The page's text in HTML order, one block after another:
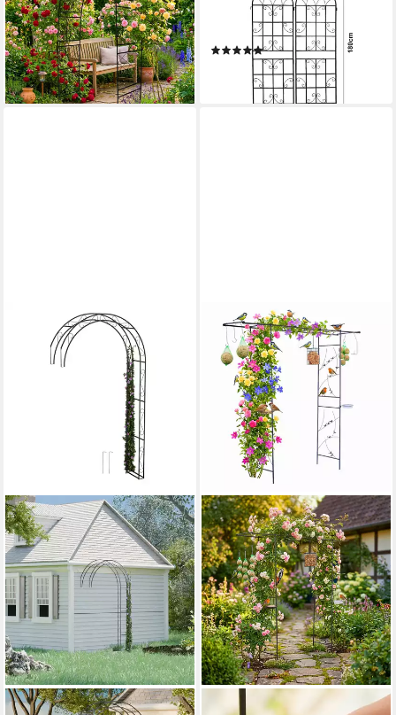
Rosenbogen aus Metall
69,99 € UVP99,99 €
-30%
lieferbar - in 2-3 Werktagen bei dir
»Barrea« 2er Set Metall 180
x 50 cm Schwarz
(4)
71,99 €
lieferbar - in 4-5 Werktagen bei dir
RELAXDAYS RELAXDAYS